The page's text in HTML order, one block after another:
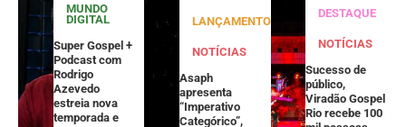
MUNDO
DIGITAL
Super Gospel +
Podcast com
Rodrigo
Azevedo
estreia nova
temporada e
LANÇAMENTOS
NOTÍCIAS
Asaph
apresenta
“Imperativo
Categórico”,
DESTAQUE
NOTÍCIAS
Sucesso de
público,
Viradão Gospel
Rio recebe 100